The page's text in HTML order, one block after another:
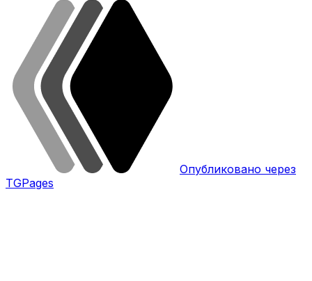
Опубликовано через
TGPages